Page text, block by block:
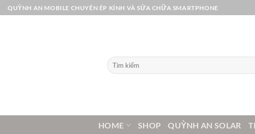
Bỏ
qua
QUỲNH AN MOBILE CHUYÊN ÉP KÍNH VÀ SỬA CHỮA SMARTPHONE
Tìm
kiếm:
HOME SHOP QUỲNH AN SOLAR